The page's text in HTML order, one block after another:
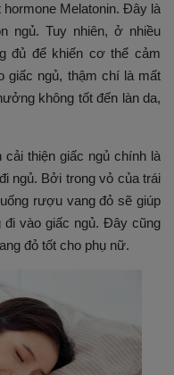
Melatonin. Đây là
ngủ. Tuy nhiên, ở nhiều
đủ để khiến cơ thể cảm
giấc ngủ, thậm chí là mất
không tốt đến làn da,
cải thiện giấc ngủ chính là
ngủ. Bởi trong vỏ của trái
rượu vang đỏ sẽ giúp
đi vào giấc ngủ. Đây cũng
đỏ tốt cho phụ nữ.